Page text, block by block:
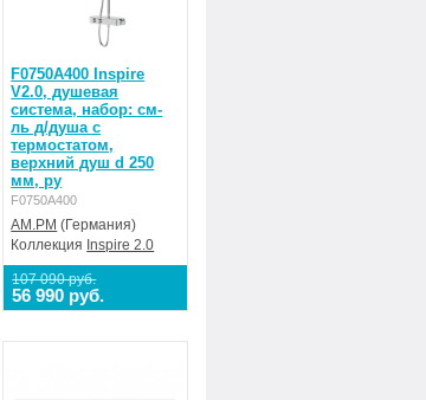
F0750A400 Inspire
V2.0, душевая
система, набор: см-
ль д/душа с
термостатом,
верхний душ d 250
мм, ру
F0750A400
AM.PM (Германия)
Коллекция Inspire 2.0
107 090 руб.
56 990 руб.